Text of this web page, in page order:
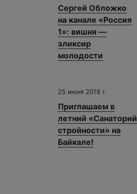
Сергей Обложко
на канале «Россия
1»: вишня —
эликсир
молодости
25 июня 2018 г.
Приглашаем в
летний «Санаторий
стройности» на
Байкале!